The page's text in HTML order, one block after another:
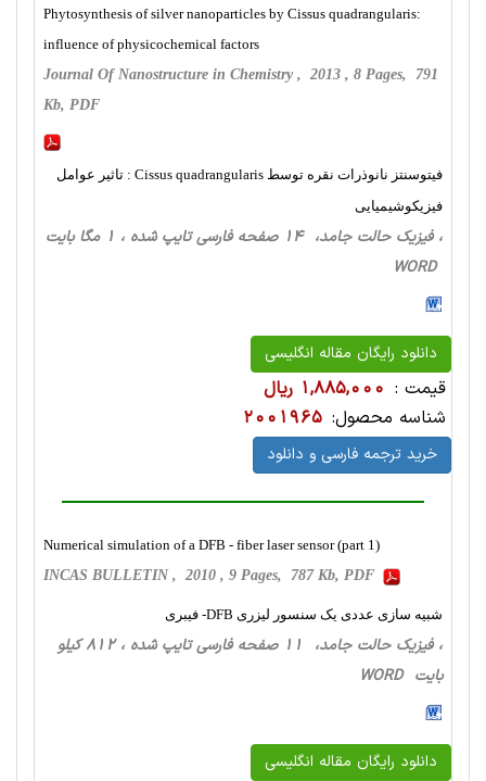
Phytosynthesis of silver nanoparticles by Cissus quadrangularis:
influence of physicochemical factors
Journal Of Nanostructure in Chemistry , 2013 , 8 Pages, 791
Kb, PDF
فیتوسنتز نانوذرات نقره توسط Cissus quadrangularis : تاثیر عوامل
فیزیکوشیمیایی
، فیزیک حالت‌ جامد، 14 صفحه فارسی تایپ شده ، 1 مگا بایت
WORD
دانلود رایگان مقاله انگلیسی
قیمت : 1,885,000 ریال
شناسه محصول: 2001965
خرید ترجمه فارسی و دانلود
Numerical simulation of a DFB - fiber laser sensor (part 1)
INCAS BULLETIN , 2010 , 9 Pages, 787 Kb, PDF
شبیه سازی عددی یک سنسور لیزری DFB- فیبری
، فیزیک حالت‌ جامد، 11 صفحه فارسی تایپ شده ، 812 کیلو
بایت WORD
دانلود رایگان مقاله انگلیسی